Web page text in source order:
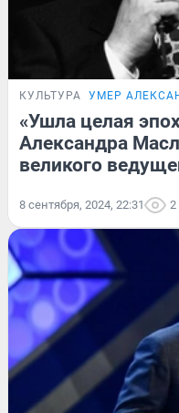
КУЛЬТУРА УМЕР
«Ушла целая
Александра
великого
8 сентября, 2024, 22:31 2